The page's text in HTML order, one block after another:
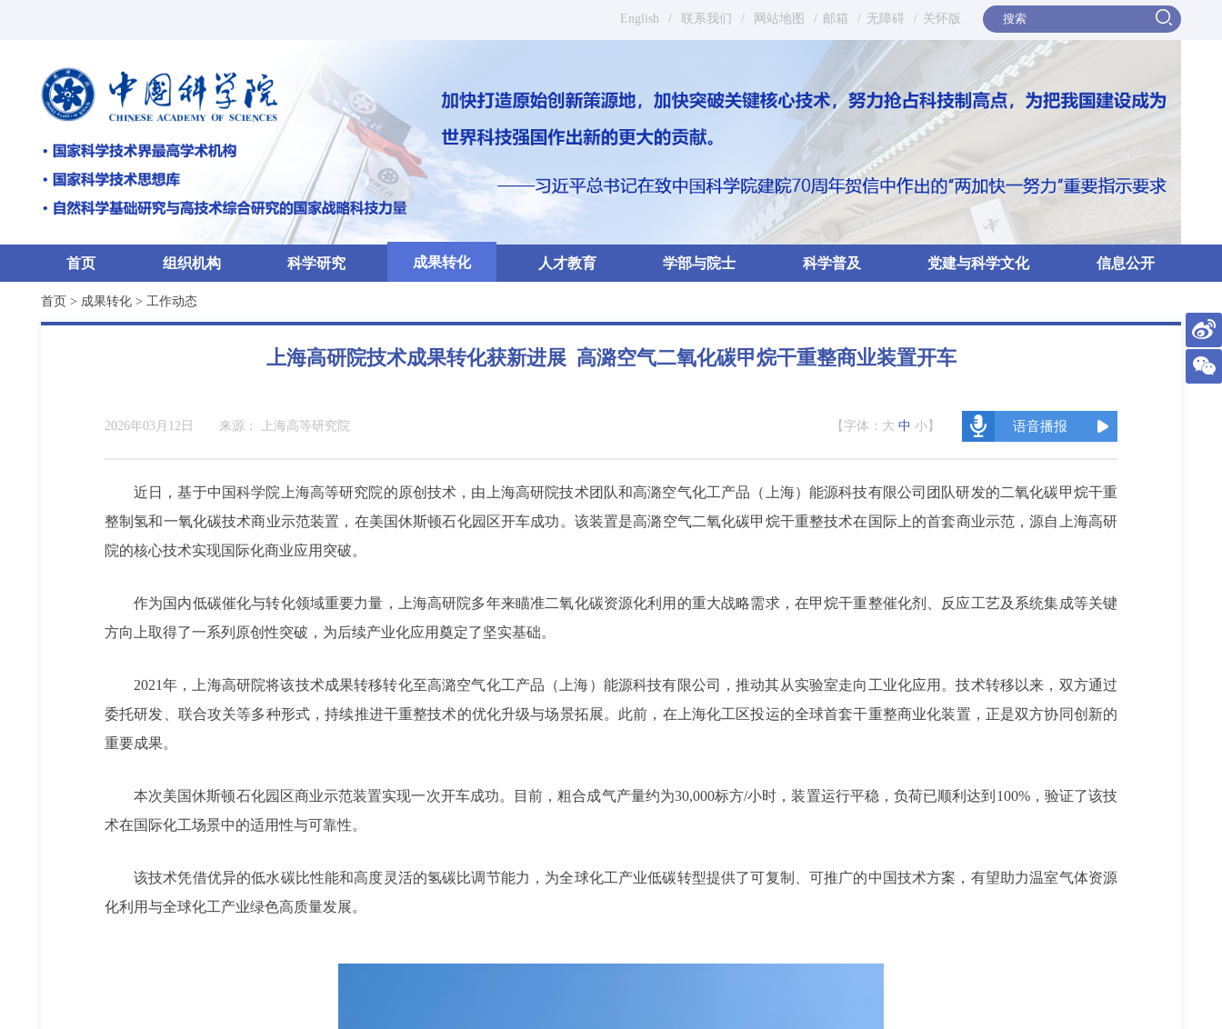
English / 联系我们 / 网站地图 / 邮箱 / 无障碍 / 关怀版
首页 组织机构 科学研究 成果转化 人才教育 学部与院士 科学普及 党建与科学文化 信息公开
首页 > 成果转化 > 工作动态
上海高研院技术成果转化获新进展 高潞空气二氧化碳甲烷干重整商业装置开车
2026年03月12日 来源： 上海高等研究院 【字体： 大 中 小 】 语音播报
近日，基于中国科学院上海高等研究院的原创技术，由上海高研院技术团队和高潞空气化工产品（上海）能源科技有限公司团队研发的二氧化碳甲烷干重
整制氢和一氧化碳技术商业示范装置，在美国休斯顿石化园区开车成功。该装置是高潞空气二氧化碳甲烷干重整技术在国际上的首套商业示范，源自上海高研
院的核心技术实现国际化商业应用突破。
作为国内低碳催化与转化领域重要力量，上海高研院多年来瞄准二氧化碳资源化利用的重大战略需求，在甲烷干重整催化剂、反应工艺及系统集成等关键
方向上取得了一系列原创性突破，为后续产业化应用奠定了坚实基础。
2021年，上海高研院将该技术成果转移转化至高潞空气化工产品（上海）能源科技有限公司，推动其从实验室走向工业化应用。技术转移以来，双方通过
委托研发、联合攻关等多种形式，持续推进干重整技术的优化升级与场景拓展。此前，在上海化工区投运的全球首套干重整商业化装置，正是双方协同创新的
重要成果。
本次美国休斯顿石化园区商业示范装置实现一次开车成功。目前，粗合成气产量约为30,000标方/小时，装置运行平稳，负荷已顺利达到100%，验证了该技
术在国际化工场景中的适用性与可靠性。
该技术凭借优异的低水碳比性能和高度灵活的氢碳比调节能力，为全球化工产业低碳转型提供了可复制、可推广的中国技术方案，有望助力温室气体资源
化利用与全球化工产业绿色高质量发展。